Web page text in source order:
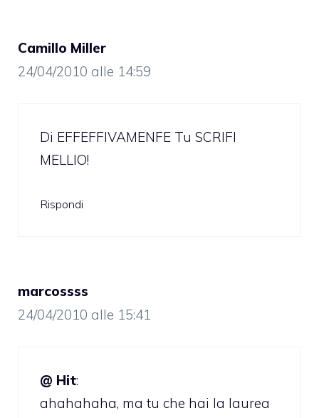
Camillo Miller
24/04/2010 alle 14:59
Di EFFEFFIVAMENFE Tu SCRIFI
MELLIO!
Rispondi
marcossss
24/04/2010 alle 15:41
@ Hit:
ahahahaha, ma tu che hai la laurea